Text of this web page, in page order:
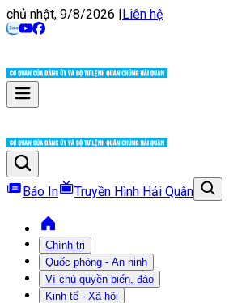
chủ nhật, 9/8/2026 |Liên hệ
Báo In Truyền Hình Hải Quân
Chính trị
Quốc phòng - An ninh
Vì chủ quyền biển, đảo
Kinh tế - Xã hội